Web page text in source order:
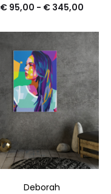
€95,00 - €345,00
Deborah